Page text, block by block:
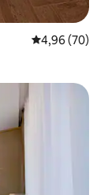
Évaluation
4,96 (70)